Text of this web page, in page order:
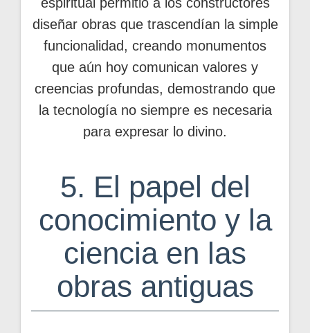
diseñar obras que trascendían la simple
funcionalidad, creando monumentos
que aún hoy comunican valores y
creencias profundas, demostrando que
la tecnología no siempre es necesaria
para expresar lo divino.
5. El papel del
conocimiento y la
ciencia en las
obras antiguas